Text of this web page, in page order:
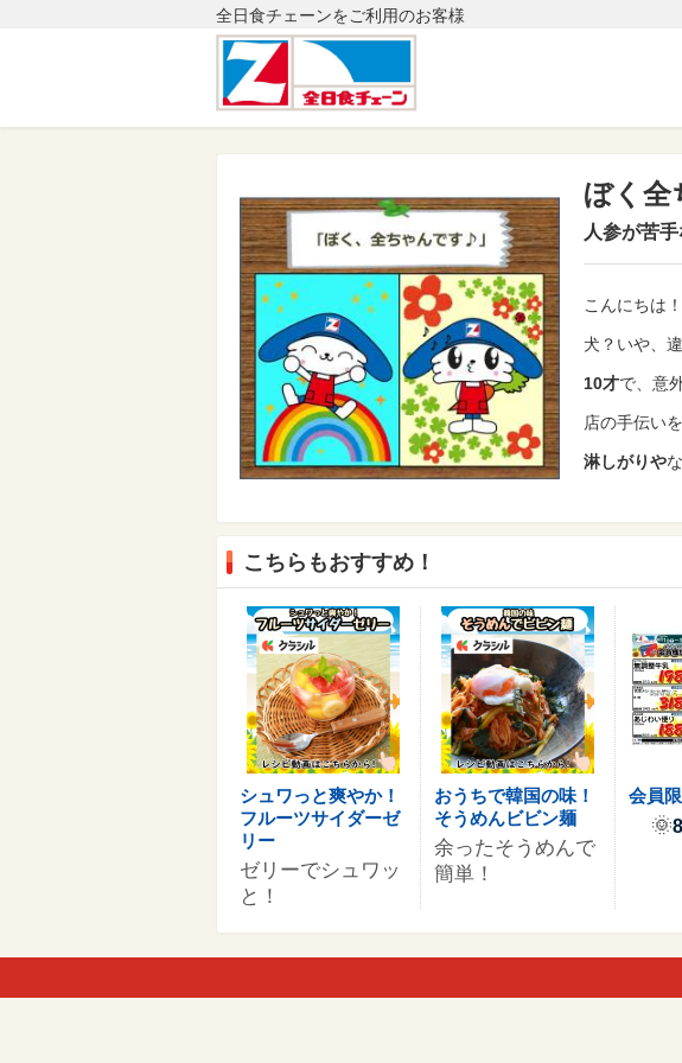
全日食チェーンをご利用のお客様
ぼく全
人参が苦
こんにちは！
犬？いや、違
10才で、意
店の手伝い
淋しがりや
こちらもおすすめ！
シュワっと爽やか！
フルーツサイダーゼ
リー
ゼリーでシュワッ
と！
おうちで韓国の味！
そうめんビビン麺
余ったそうめんで
簡単！
会員
🌞8